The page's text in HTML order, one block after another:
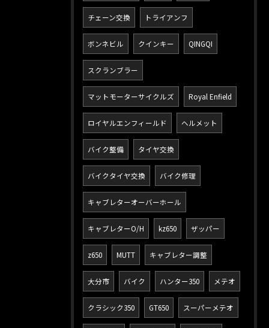
チェーン交換 トライアンフ
ボンネビル クインキー QINGQI
スクランブラー
マットモーターサイクルズ Royal Enfield
ロイヤルエンフィールド ヘルメット
バイク整備 タイヤ交換
バイクタイヤ交換 バイク修理
キャブレターオーバーホール
キャブレターO/H kz650 ザッパー
z650 MUTT キャブレター調整
大分市 バイク ハンター350 メテオ
クラシック350 GT650 スーパーメテオ